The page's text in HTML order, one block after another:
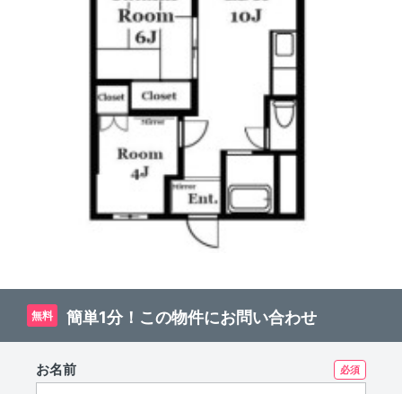
無料 簡単1分！この物件にお問い合わせ
お名前